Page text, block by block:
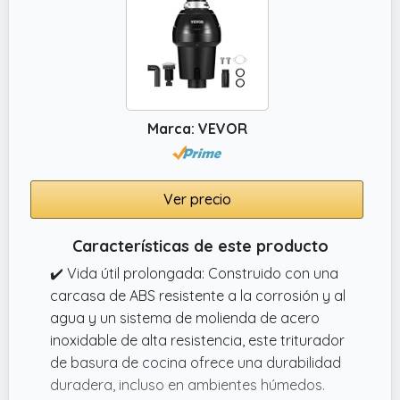
Marca: VEVOR
Ver precio
Características de este producto
✔️ Vida útil prolongada: Construido con una
carcasa de ABS resistente a la corrosión y al
agua y un sistema de molienda de acero
inoxidable de alta resistencia, este triturador
de basura de cocina ofrece una durabilidad
duradera, incluso en ambientes húmedos.